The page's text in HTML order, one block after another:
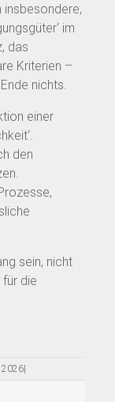
insbesondere,
im
das
Kriterien –
nichts.
einer
den
sein, nicht
die
2026|